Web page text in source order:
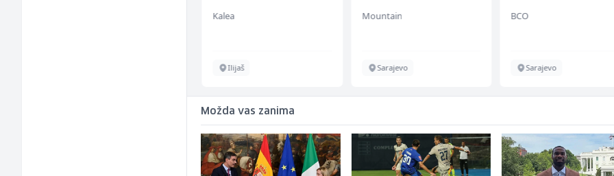
Kalea
Ilijaš
Mountain
Sarajevo
BCO
Sarajevo
Možda vas zanima